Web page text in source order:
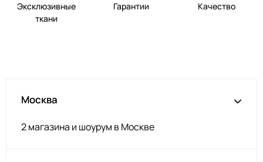
Эксклюзивные
ткани
Гарантии Качество
Москва
2 магазина и шоурум в Москве